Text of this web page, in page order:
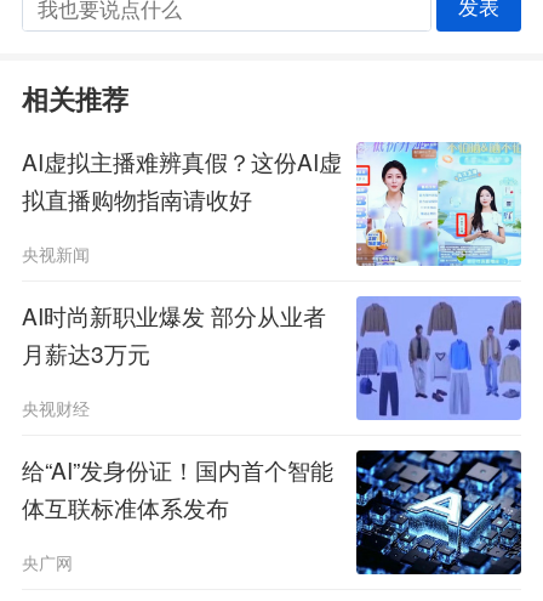
备，自动完成实验全过程，全天不间断
优化，且无需人工在仪器旁协助。
“以前光查文献、写方案就要大半
天，现在它就像给我配了一整个实验室
团队。”这名用户在回访中向武汉人工
智能研究院的服务人员感叹。
实测数据显示，原本耗费数小时的
文献综述整理、数据处理与图表生成、
化合物初步模拟等工作，均可在数分钟
发表
相关推荐
AI虚拟主播难辨真假？这份AI虚
拟直播购物指南请收好
央视新闻
AI时尚新职业爆发 部分从业者
月薪达3万元
央视财经
给“AI”发身份证！国内首个智能
体互联标准体系发布
央广网